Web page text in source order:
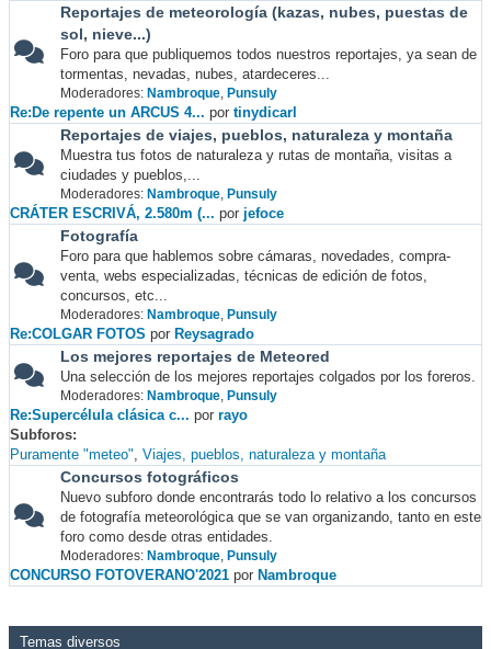
Reportajes de meteorología (kazas, nubes, puestas de
sol, nieve...)
Foro para que publiquemos todos nuestros reportajes, ya sean de
tormentas, nevadas, nubes, atardeceres...
Moderadores: Nambroque, Punsuly
Re:De repente un ARCUS 4... por tinydicarl
Reportajes de viajes, pueblos, naturaleza y montaña
Muestra tus fotos de naturaleza y rutas de montaña, visitas a
ciudades y pueblos,...
Moderadores: Nambroque, Punsuly
CRÁTER ESCRIVÁ, 2.580m (... por jefoce
Fotografía
Foro para que hablemos sobre cámaras, novedades, compra-
venta, webs especializadas, técnicas de edición de fotos,
concursos, etc...
Moderadores: Nambroque, Punsuly
Re:COLGAR FOTOS por Reysagrado
Los mejores reportajes de Meteored
Una selección de los mejores reportajes colgados por los foreros.
Moderadores: Nambroque, Punsuly
Re:Supercélula clásica c... por rayo
Subforos
Puramente "meteo" Viajes, pueblos, naturaleza y montaña
Concursos fotográficos
Nuevo subforo donde encontrarás todo lo relativo a los concursos
de fotografía meteorológica que se van organizando, tanto en este
foro como desde otras entidades.
Moderadores: Nambroque, Punsuly
CONCURSO FOTOVERANO'2021 por Nambroque
Temas diversos